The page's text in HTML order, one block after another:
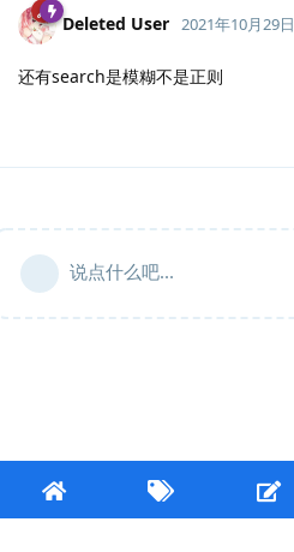
Deleted User 2021年10月29日
还有search是模糊不是正则
说点什么吧...